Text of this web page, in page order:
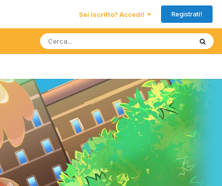
Sei iscritto? Accedi! Registrati!